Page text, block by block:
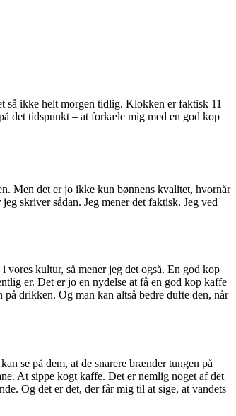
så ikke helt morgen tidlig. Klokken er faktisk 11
det tidspunkt – at forkæle mig med en god kop
Men det er jo ikke kun bønnens kvalitet, hvornår
skriver sådan. Jeg mener det faktisk. Jeg ved
kultur, så mener jeg det også. En god kop
er. Det er jo en nydelse at få en god kop kaffe
drikken. Og man kan altså bedre dufte den, når
se på dem, at de snarere brænder tungen på
At sippe kogt kaffe. Det er nemlig noget af det
Og det er det, der får mig til at sige, at vandets